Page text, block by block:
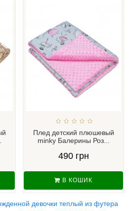
Плед детский плюшевый
minky Балерины Роз...
490 грн
В КОШИК
девочки теплый из футера